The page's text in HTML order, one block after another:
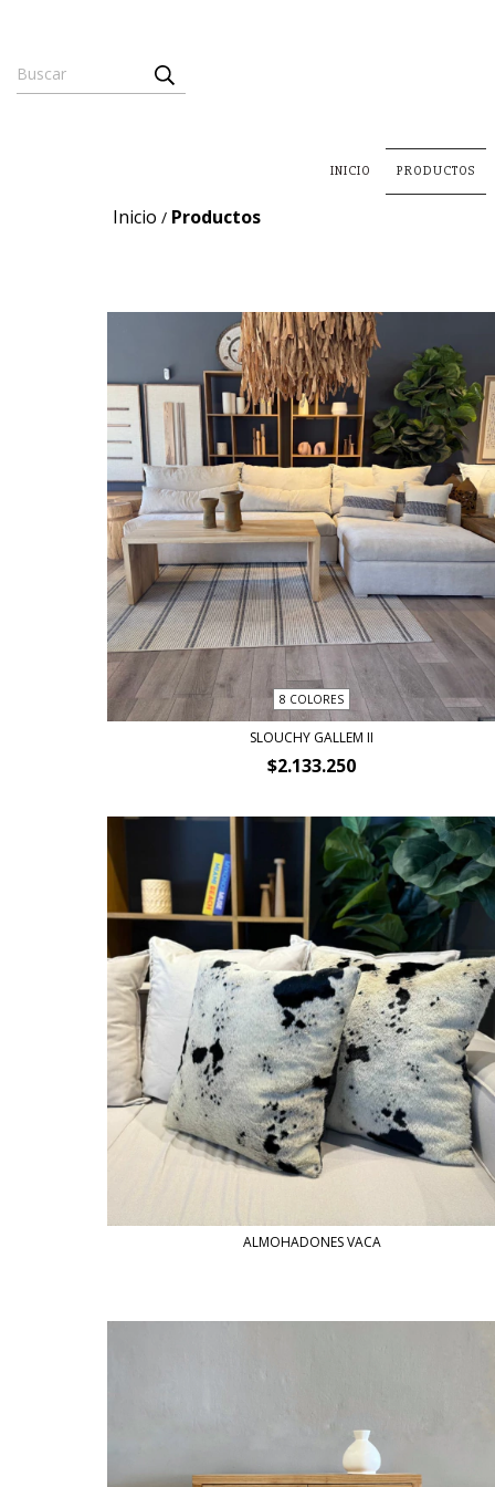
INICIO PRODUCTOS
Inicio / Productos
8 COLORES
SLOUCHY GALLEM II
$2.133.250
ALMOHADONES VACA